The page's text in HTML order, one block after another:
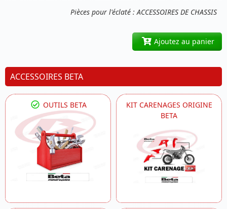
Pièces pour l'éclaté : ACCESSOIRES DE CHASSIS
Ajoutez au panier
ACCESSOIRES BETA
OUTILS BETA
KIT CARENAGES ORIGINE
BETA